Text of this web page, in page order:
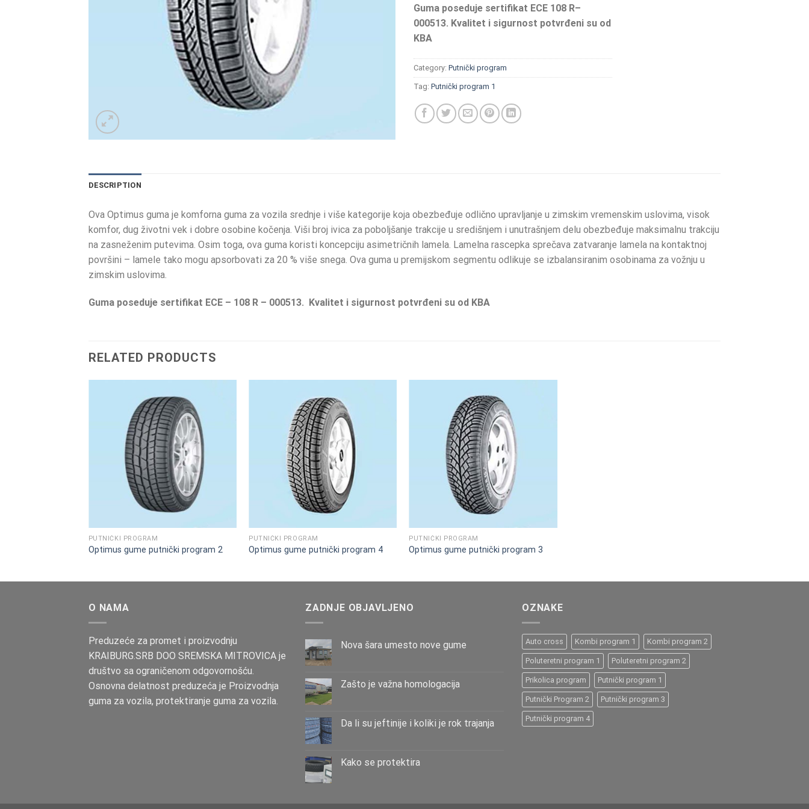
Guma poseduje sertifikat ECE 108 R–
000513. Kvalitet i sigurnost potvrđeni su od
KBA
Category: Putnički program
Tag: Putnički program 1
DESCRIPTION
Ova Optimus guma je komforna guma za vozila srednje i više kategorije koja obezbeđuje odlično upravljanje u zimskim vremenskim uslovima, visok
komfor, dug životni vek i dobre osobine kočenja. Viši broj ivica za poboljšanje trakcije u središnjem i unutrašnjem delu obezbeđuje maksimalnu trakciju
na zasneženim putevima. Osim toga, ova guma koristi koncepciju asimetričnih lamela. Lamelna rascepka sprečava zatvaranje lamela na kontaktnoj
površini – lamele tako mogu apsorbovati za 20 % više snega. Ova guma u premijskom segmentu odlikuje se izbalansiranim osobinama za vožnju u
zimskim uslovima.
Guma poseduje sertifikat ECE – 108 R – 000513. Kvalitet i sigurnost potvrđeni su od KBA
RELATED PRODUCTS
PUTNIČKI PROGRAM
Optimus gume putnički program 2
PUTNIČKI PROGRAM
Optimus gume putnički program 4
PUTNIČKI PROGRAM
Optimus gume putnički program 3
O NAMA
Preduzeće za promet i proizvodnju
KRAIBURG.SRB DOO SREMSKA MITROVICA je
društvo sa ograničenom odgovornošću.
Osnovna delatnost preduzeća je Proizvodnja
guma za vozila, protektiranje guma za vozila.
ZADNJE OBJAVLJENO
Nova šara umesto nove gume
Zašto је važna homologacija
Da li su jeftinije i koliki je rok trajanja
Kako se protektira
OZNAKE
Auto cross Kombi program 1 Kombi program 2
Poluteretni program 1 Poluteretni program 2
Prikolica program Putnički program 1
Putnički Program 2 Putnički program 3
Putnički program 4